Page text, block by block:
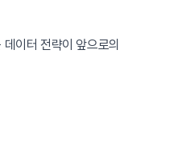
이터 전략이 앞으로의